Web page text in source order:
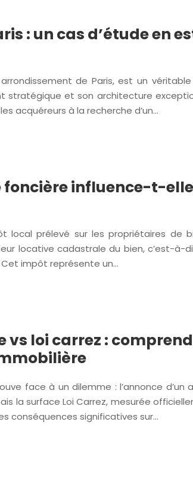
: un cas d’étude en
de Paris, est un
stratégique et son architecture
acquéreurs à la recherche d’un…
influence-t-
local prélevé sur les propriétaires de
locative cadastrale du bien, c’est-à-
impôt représente un…
vs loi carrez :
face à un dilemme : l’annonce d’un
la surface Loi Carrez, mesurée
conséquences significatives sur…